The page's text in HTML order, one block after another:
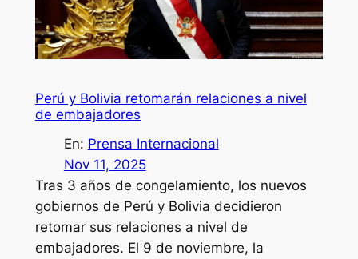
Perú y Bolivia retomarán relaciones a nivel
de embajadores
En: Prensa Internacional
Nov 11, 2025
Tras 3 años de congelamiento, los nuevos
gobiernos de Perú y Bolivia decidieron
retomar sus relaciones a nivel de
embajadores. El 9 de noviembre, la